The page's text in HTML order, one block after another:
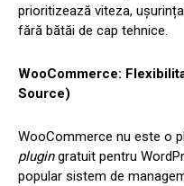
prioritizează viteza,
fără bătăi de cap tehnice.
WooCommerce:
Source)
WooCommerce nu este o
plugingratuit pentru
popular sistem de